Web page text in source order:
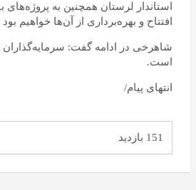
افتتاح و بهره‌برداری از آن‌ها خواهیم
شاهرخی در ادامه گفت: سرمایه‌گذاران
است.
انتهای پیام/
151 بازدید